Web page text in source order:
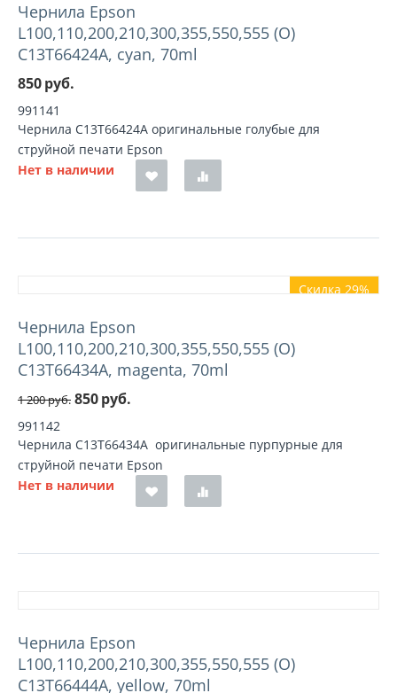
Чернила Epson
L100,110,200,210,300,355,550,555 (O)
C13T66424A, cyan, 70ml
850руб.
991141
Чернила C13T66424A оригинальные голубые для
струйной печати Epson
Нет в наличии
Скидка 29%
Чернила Epson
L100,110,200,210,300,355,550,555 (O)
C13T66434A, magenta, 70ml
1 200руб. 850руб.
991142
Чернила C13T66434A оригинальные пурпурные для
струйной печати Epson
Нет в наличии
Чернила Epson
L100,110,200,210,300,355,550,555 (O)
C13T66444A, yellow, 70ml